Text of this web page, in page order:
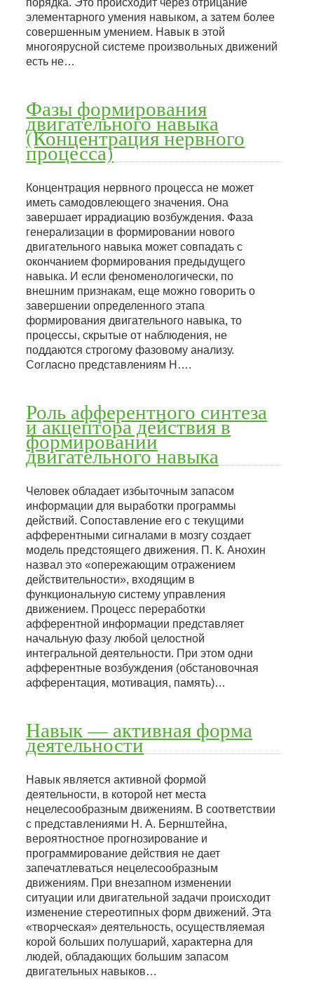
порядка. Это происходит через отрицание
элементарного умения навыком, а затем более
совершенным умением. Навык в этой
многоярусной системе произвольных движений
есть не…
Фазы формирования
двигательного навыка
(Концентрация нервного
процесса)
Концентрация нервного процесса не может
иметь самодовлеющего значения. Она
завершает иррадиацию возбуждения. Фаза
генерализации в формировании нового
двигательного навыка может совпадать с
окончанием формирования предыдущего
навыка. И если феноменологически, по
внешним признакам, еще можно говорить о
завершении определенного этапа
формирования двигательного навыка, то
процессы, скрытые от наблюдения, не
поддаются строгому фазовому анализу.
Согласно представлениям Н….
Роль афферентного синтеза
и акцептора действия в
формировании
двигательного навыка
Человек обладает избыточным запасом
информации для выработки программы
действий. Сопоставление его с текущими
афферентными сигналами в мозгу создает
модель предстоящего движения. П. К. Анохин
назвал это «опережающим отражением
действительности», входящим в
функциональную систему управления
движением. Процесс переработки
афферентной информации представляет
начальную фазу любой целостной
интегральной деятельности. При этом одни
афферентные возбуждения (обстановочная
афферентация, мотивация, память)…
Навык — активная форма
деятельности
Навык является активной формой
деятельности, в которой нет места
нецелесообразным движениям. В соответствии
с представлениями Н. А. Бернштейна,
вероятностное прогнозирование и
программирование действия не дает
запечатлеваться нецелесообразным
движениям. При внезапном изменении
ситуации или двигательной задачи происходит
изменение стереотипных форм движений. Эта
«творческая» деятельность, осуществляемая
корой больших полушарий, характерна для
людей, обладающих большим запасом
двигательных навыков…